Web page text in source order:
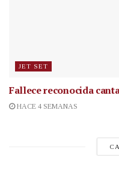
JET SET
Fallece reconocida
HACE 4 SEMANAS